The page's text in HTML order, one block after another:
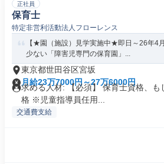
正社員
保育士
特定非営利活動法人フローレンス
【★園（施設）見学実施中★即日～26年4
少ない「障害児専門の保育園」...
東京都世田谷区宮坂
月給23万7000円～27万6000円
求める人材: 【必須】 保育士資格、も
格 ※児童指導員任用...
交通費支給